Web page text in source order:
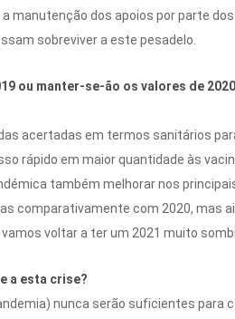
manutenção dos apoios por parte
sobreviver a este pesadelo.
ou manter-se-ão os valores de
acertadas em termos sanitários
rápido em maior quantidade às
também melhorar nos
comparativamente com 2020, mas
voltar a ter um 2021 muito
a esta crise?
nunca serão suficientes para